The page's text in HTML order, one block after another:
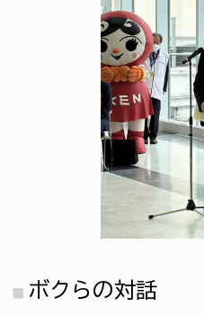
ボクらの対話